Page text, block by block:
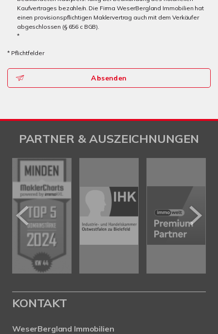
Kaufvertrages bezahle/n. Die Firma WeserBergland Immobilien hat
einen provisionspflichtigen Maklervertrag auch mit dem Verkäufer
abgeschlossen (§ 656 c BGB).
*
* Pflichtfelder
Absenden
PARTNER & AUSZEICHNUNGEN
KONTAKT
WeserBergland Immobilien